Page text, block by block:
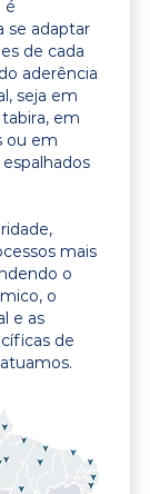
é
se adaptar
de cada
aderência
seja em
em
ou em
mais
o
o
e as
de